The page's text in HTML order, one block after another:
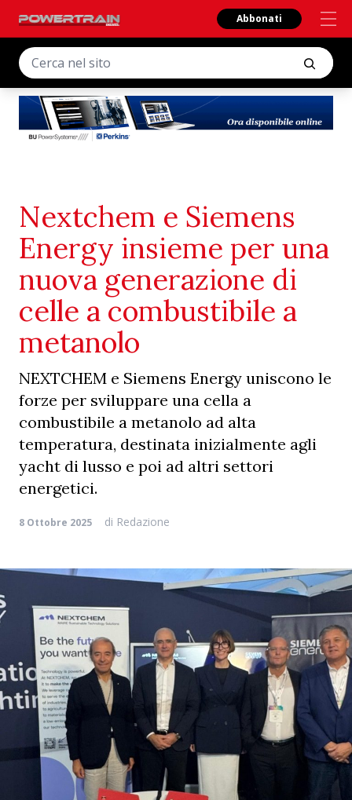
Abbonati
Nextchem e Siemens
Energy insieme per una
nuova generazione di
celle a combustibile a
metanolo
NEXTCHEM e Siemens Energy uniscono le
forze per sviluppare una cella a
combustibile a metanolo ad alta
temperatura, destinata inizialmente agli
yacht di lusso e poi ad altri settori
energetici.
8 Ottobre 2025 di Redazione